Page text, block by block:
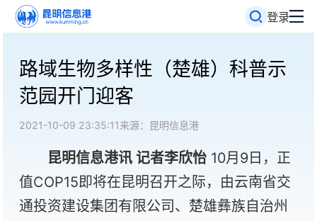
登录
路域生物多样性（楚雄）科普示
范园开门迎客
2021-10-09 23:35:11来源：昆明信息港
昆明信息港讯 记者李欣怡 10月9日，正
值COP15即将在昆明召开之际，由云南省交
通投资建设集团有限公司、楚雄彝族自治州